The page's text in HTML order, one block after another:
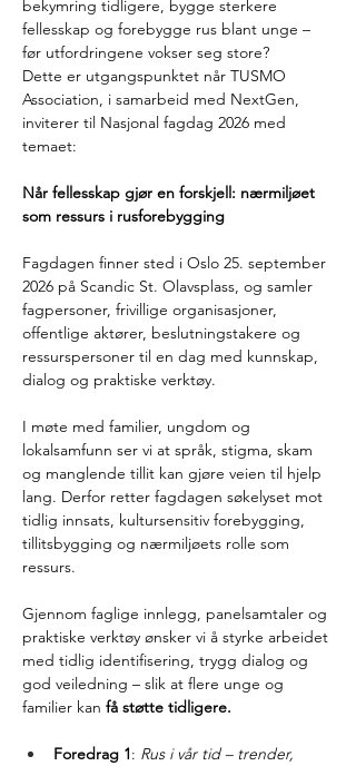
bekymring tidligere, bygge sterkere
fellesskap og forebygge rus blant unge –
før utfordringene vokser seg store?
Dette er utgangspunktet når TUSMO
Association, i samarbeid med NextGen,
inviterer til Nasjonal fagdag 2026 med
temaet:
Når fellesskap gjør en forskjell: nærmiljøet
som ressurs i rusforebygging
Fagdagen finner sted i Oslo 25. september
2026 på Scandic St. Olavsplass, og samler
fagpersoner, frivillige organisasjoner,
offentlige aktører, beslutningstakere og
ressurspersoner til en dag med kunnskap,
dialog og praktiske verktøy.
I møte med familier, ungdom og
lokalsamfunn ser vi at språk, stigma, skam
og manglende tillit kan gjøre veien til hjelp
lang. Derfor retter fagdagen søkelyset mot
tidlig innsats, kultursensitiv forebygging,
tillitsbygging og nærmiljøets rolle som
ressurs.
Gjennom faglige innlegg, panelsamtaler og
praktiske verktøy ønsker vi å styrke arbeidet
med tidlig identifisering, trygg dialog og
god veiledning – slik at flere unge og
familier kan få støtte tidligere.
Foredrag 1: Rus i vår tid – trender,